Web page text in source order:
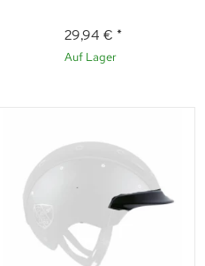
29,94 €*
Auf Lager